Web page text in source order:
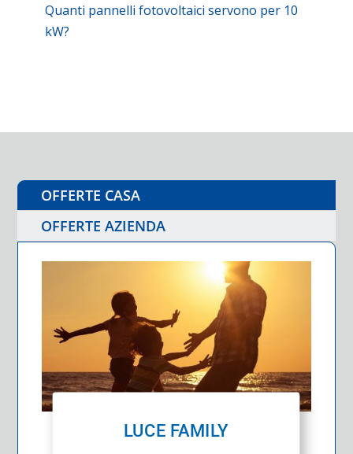
Quanti pannelli fotovoltaici servono per 10
kW?
OFFERTE CASA
OFFERTE AZIENDA
LUCE FAMILY